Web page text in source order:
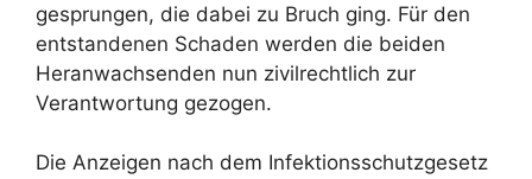
gesprungen, die dabei zu Bruch ging. Für den
entstandenen Schaden werden die beiden
Heranwachsenden nun zivilrechtlich zur
Verantwortung gezogen.
Die Anzeigen nach dem Infektionsschutzgesetz